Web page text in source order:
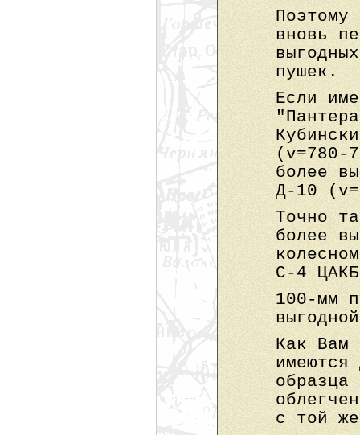
Поэтому
вновь
пушек.
Если
(v=780-
более
Д-10
Точно
более
С-4
100-мм
Как Вам
имеются
с той